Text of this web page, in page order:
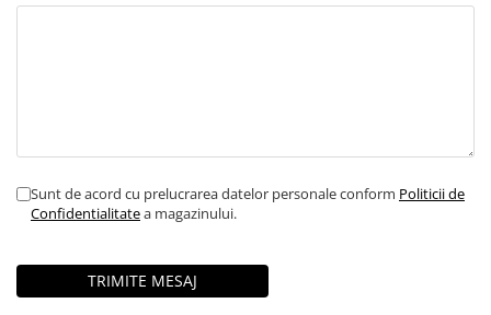
Sunt de acord cu prelucrarea datelor personale conform Politicii de
Confidentialitatea magazinului.